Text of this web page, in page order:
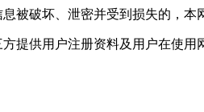
被破坏、泄密并受到损失的，
提供用户注册资料及用户在使用